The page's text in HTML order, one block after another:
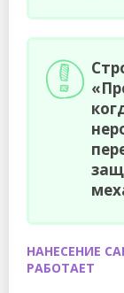
НАНЕСЕНИЕ
РАБОТАЕТ